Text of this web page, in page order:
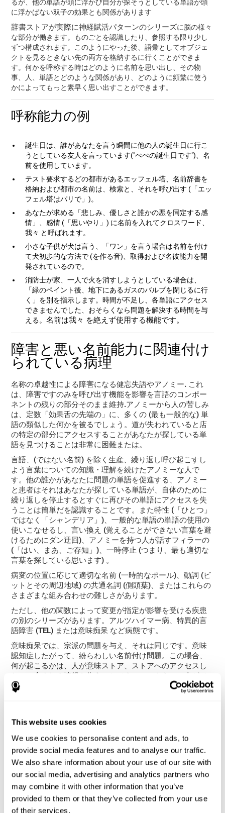
This website uses cookies
We use cookies to personalise content and ads, to
provide social media features and to analyse our traffic.
We also share information about your use of our site with
our social media, advertising and analytics partners who
may combine it with other information that you’ve
provided to them or that they’ve collected from your use
of their services.
るが、他の単語が頭に浮かび自分が探そうとしている単語が頭
に浮かばない双子の効果とも関係があります
辞書ストアが実際に神経賦活パターンのシリーズに脳の様々
な部分が働きます。ものごとを認識したり、参照する限り少し
ずつ構成されます。このようにやった後、語彙としてオブジェ
クトを見るときない先の両方を格納するに行くことができま
す。何かを呼称する時はどのように名前を思い出し、その物
事、人、単語とどのような関係があり、どのように頻繁に使う
かによってもっと素早く思い出すことができます。
呼称能力の例
誕生日は、誰があなたを言う瞬間に他の人の誕生日に行こ
うとしている友人を言っています("ぺぺの誕生日です")、名
前を使用しています。
テスト要求するどの都市があるエッフェル塔、名前辞書を
格納および都市の名前は、検索と、それを呼び出す (「エッ
フェル塔はパリで」)。
あなたが求める「悲しみ、優しさと誰かの悪を同定する感
情」、感情 (「思いやり」) に名前を入れてクロスワード、
我々 と呼ばれます。
小さな子供が犬は言う、「ワン」を言う場合は名前を付け
て犬初歩的な方法で (を作る音)、取得および名彼能力を開
発されているので。
消防士が家、一人で火を消すしようとしている場合は、
「緑のペイント後、地下にあるガスのバルブを閉じるに行
く」を別を指示します。時間が不足し、各単語にアクセス
できませんでした、おそらくなら問題を解決する時間を与
える。名前は我々 を絶えず使用する機能です。
障害と悪い名前能力に関連付け
られている病理
名称の卓越性による障害になる健忘失語やアノミー. これ
は、障害ですのみを呼び出す機能を影響を言語のコンポー
ネントの残りの部分そのまま維持.アノミーから人の苦しみ
は、定数「効果舌の先端の」に、多くの (最も一般的な) 単
語の類似した何かを被るでしょう。道が失われていると店
の特定の部分にアクセスすることがあなたが探している単
語を見つけることは非常に困難または。
言語、(ではない名前) を除く生産、繰り返し呼び起こすし
よう言葉についての知識・理解を続けたアノミーな人で
す。他の誰かがあなたに問題の単語を促進する、アノミー
と患者はそれはあなたが探している単語が、自体のために
繰り返しを停止するとすぐに再びその単語にアクセスを失
うことは簡単だを認識することです。また特性 (「ひとつ」
ではなく「シャンデリア」)、一般的な単語の単語の使用の
使いこなせるし、言い換え (覚えることができない言葉を避
けるためにダン迂回)、アノミーを持つ人が話すフィラーの
(「はい、まあ、ご存知」)、一時停止 (つまり、最も適切な
言葉を探している思います) 。
病変の位置に応じて適切な名前 (一時的なポール)、動詞 (ビ
ットとその周辺地域) の共通名詞 (側頭葉)、またはこれらの
さまざまな組み合わせの難しさがあります。
ただし、他の関数によって変更が指定が影響を受ける疾患
の別のシリーズがあります。 アルツハイマー病、特異的言
語障害 (TEL) または意味痴呆 など病態です。
意味痴呆では、宗派の問題を与え、それは同じです。意味
認知症したがって、紛らわしい名前付け問題。この場合、
何が起こるかは、人が意味ストア、ストアへのアクセスし
ないに含まれる情報を失うことです。このように、人がで
きないと言うしようとしている単語の情報 (おそらく非常に
一般的な情報) を提供します。
発生も単語またはこのタスクを実施する速度の名前。
名称の能力を評価する方法をど
のように測るのか。
名称は、コミュニケーションと学習に不可欠です。キー効
率と言語の理解であります。我々 は何かを参照してくださ
いする必要がありますすべての状況で私たちは指定を使用